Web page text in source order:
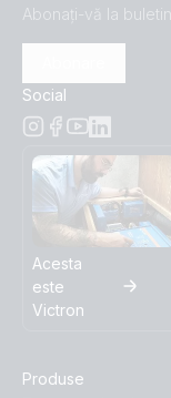
Abonați-vă la
Social
Acesta
este
Victron
Produse